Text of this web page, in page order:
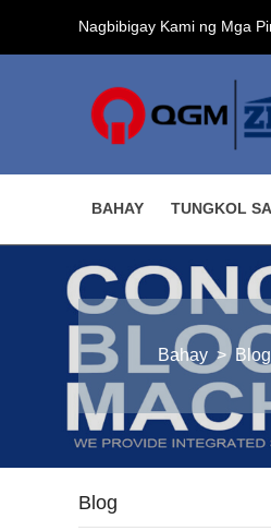
Nagbibigay Kami ng Mga
BAHAY TUNGKOL
Bahay > Blog
Blog